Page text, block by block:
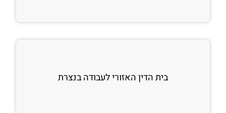
בית הדין האזורי לעבודה בנצרת